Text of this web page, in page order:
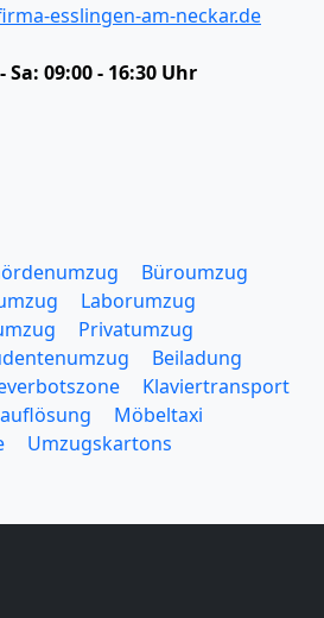
esslingen-am-neckar.de
Sa: 09:00 - 16:30 Uhr
Büroumzug
Laborumzug
Privatumzug
Beiladung
Klaviertransport
Möbeltaxi
Umzugskartons